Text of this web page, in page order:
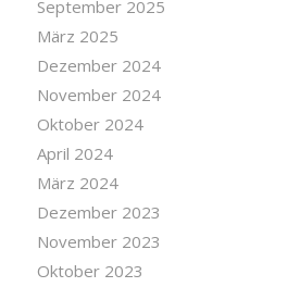
September 2025
März 2025
Dezember 2024
November 2024
Oktober 2024
April 2024
März 2024
Dezember 2023
November 2023
Oktober 2023